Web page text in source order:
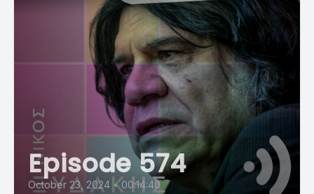
Episode 574
October 23, 2024 • 00:14:40